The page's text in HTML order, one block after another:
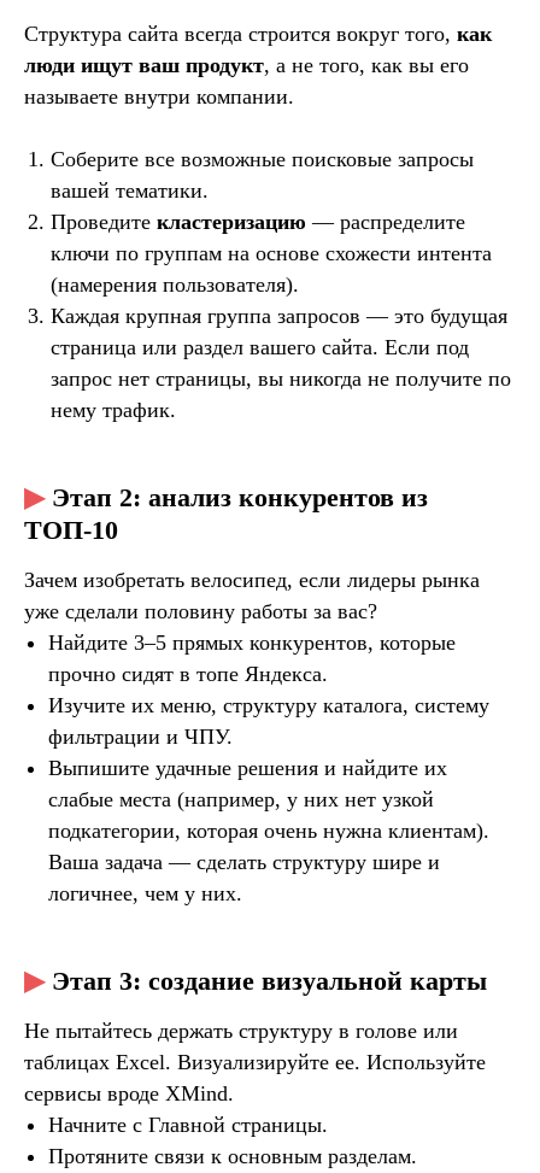
Структура сайта всегда строится вокруг того, как
люди ищут ваш продукт, а не того, как вы его
называете внутри компании.
Соберите все возможные поисковые запросы
вашей тематики.
Проведите кластеризацию— распределите
ключи по группам на основе схожести интента
(намерения пользователя).
Каждая крупная группа запросов — это будущая
страница или раздел вашего сайта. Если под
запрос нет страницы, вы никогда не получите по
нему трафик.
▶Этап 2: анализ конкурентов из
ТОП-10
Зачем изобретать велосипед, если лидеры рынка
уже сделали половину работы за вас?
Найдите 3–5 прямых конкурентов, которые
прочно сидят в топе Яндекса.
Изучите их меню, структуру каталога, систему
фильтрации и ЧПУ.
Выпишите удачные решения и найдите их
слабые места (например, у них нет узкой
подкатегории, которая очень нужна клиентам).
Ваша задача — сделать структуру шире и
логичнее, чем у них.
▶Этап 3: создание визуальной карты
Не пытайтесь держать структуру в голове или
таблицах Excel. Визуализируйте ее. Используйте
сервисы вроде XMind.
Начните с Главной страницы.
Протяните связи к основным разделам.
ВОПРОСЫ И ОТВЕТЫ
8 (800) 222-74-48 INFO@RUSROBOTS.RU